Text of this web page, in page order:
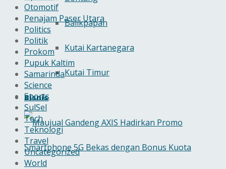
Balikpapan
Kutai Kartanegara
Kutai Timur
Bisnis
Otomotif
Penajam Paser Utara
Politics
Politik
Prokom
Pupuk Kaltim
Samarinda
Science
Sports
SulSel
Tech
Teknologi
Travel
Uncategorized
World